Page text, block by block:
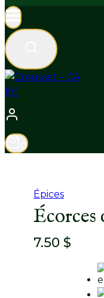
0
Épices
Écorces
7.50 $